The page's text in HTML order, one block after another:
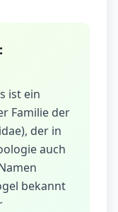
ist ein
Familie der
der in
auch
bekannt